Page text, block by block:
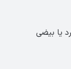
یا بیضی